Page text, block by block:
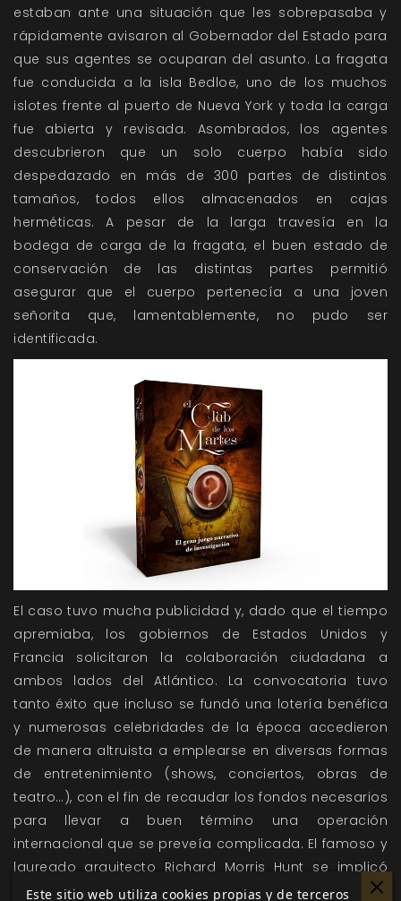
estaban ante una situación que les sobrepasaba y
rápidamente avisaron al Gobernador del Estado para
que sus agentes se ocuparan del asunto. La fragata
fue conducida a la isla Bedloe, uno de los muchos
islotes frente al puerto de Nueva York y toda la carga
fue abierta y revisada. Asombrados, los agentes
descubrieron que un solo cuerpo había sido
despedazado en más de 300 partes de distintos
tamaños, todos ellos almacenados en cajas
herméticas. A pesar de la larga travesía en la
bodega de carga de la fragata, el buen estado de
conservación de las distintas partes permitió
asegurar que el cuerpo pertenecía a una joven
señorita que, lamentablemente, no pudo ser
identificada.
El caso tuvo mucha publicidad y, dado que el tiempo
apremiaba, los gobiernos de Estados Unidos y
Francia solicitaron la colaboración ciudadana a
ambos lados del Atlántico. La convocatoria tuvo
tanto éxito que incluso se fundó una lotería benéfica
y numerosas celebridades de la época accedieron
de manera altruista a emplearse en diversas formas
de entretenimiento (shows, conciertos, obras de
teatro…), con el fin de recaudar los fondos necesarios
para llevar a buen término una operación
internacional que se preveía complicada. El famoso y
laureado arquitecto Richard Morris Hunt se implicó
personalmente y llegó al extremo de diseñar y
Este sitio web utiliza cookies propias y de terceros